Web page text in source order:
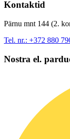
Kontaktid
Pärnu mnt 144 (2.
Tel. nr.: +372 880
Nostra el.